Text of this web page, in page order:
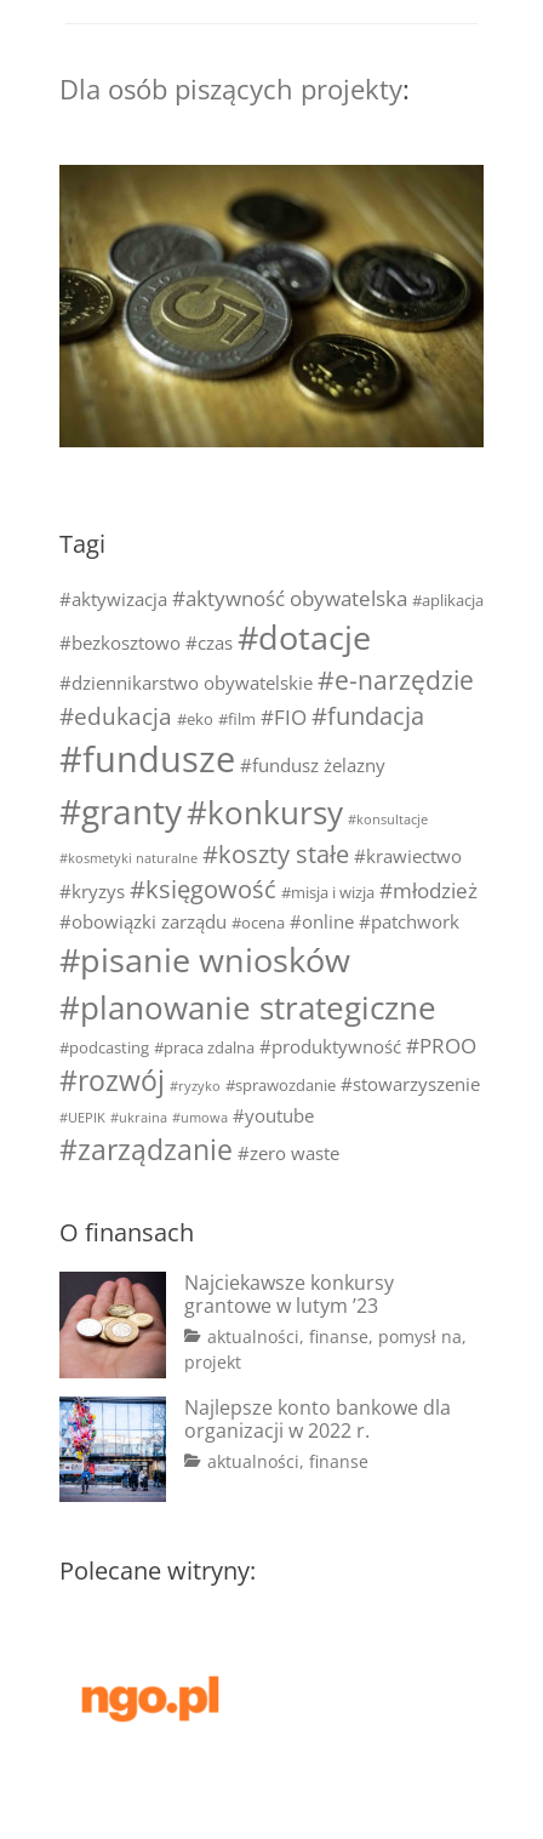
Dla osób piszących projekty:
Tagi
#aktywizacja #aktywność obywatelska #aplikacja
#bezkosztowo #czas #dotacje
#dziennikarstwo obywatelskie #e-narzędzie
#edukacja #eko #film #FIO #fundacja
#fundusze #fundusz żelazny
#granty#konkursy #konsultacje
#kosmetyki naturalne #koszty stałe #krawiectwo
#kryzys #księgowość #misja i wizja #młodzież
#obowiązki zarządu #ocena #online #patchwork
#pisanie wniosków
#planowanie strategiczne
#podcasting #praca zdalna #produktywność #PROO
#rozwój #ryzyko #sprawozdanie #stowarzyszenie
#UEPIK #ukraina #umowa #youtube
#zarządzanie #zero waste
O finansach
Najciekawsze konkursy
grantowe w lutym ’23
Categories
aktualności, finanse, pomysł na,
projekt
#fundusze,
#granty,
#konkursy,
lutego
2023
Najlepsze konto bankowe dla
organizacji w 2022 r.
Categories
aktualności, finanse
Polecane witryny: